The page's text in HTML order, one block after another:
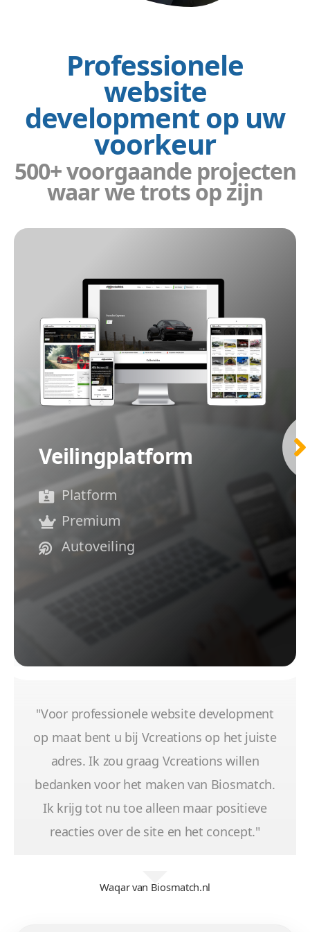
Professionele
website
development op uw
voorkeur
500+ voorgaande projecten
waar we trots op zijn
Veilingplatform
Platform
Premium
Autoveiling
"Voor professionele website development
op maat bent u bij Vcreations op het juiste
adres. Ik zou graag Vcreations willen
bedanken voor het maken van Biosmatch.
Ik krijg tot nu toe alleen maar positieve
reacties over de site en het concept."
Waqar van Biosmatch.nl